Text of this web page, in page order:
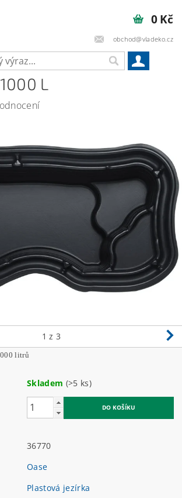
obchod@vladeko.cz
0 Kč
L
1 z 3
litrů
Skladem (>5 ks)
36770
Oase
Plastová jezírka